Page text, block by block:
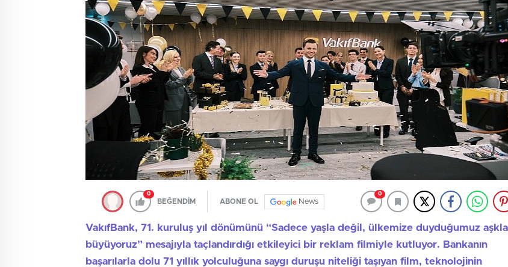
0
BEĞENDİM ABONE OL News
0
VakıfBank, 71. kuruluş yıl dönümünü “Sadece yaşla değil, ülkemize duyduğumuz aşkla
büyüyoruz” mesajıyla taçlandırdığı etkileyici bir reklam filmiyle kutluyor. Bankanın
başarılarla dolu 71 yıllık yolculuğuna saygı duruşu niteliği taşıyan film, teknolojinin